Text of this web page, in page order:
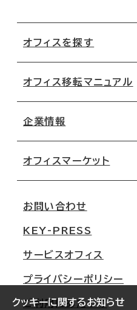
クッキーに関するお知らせ
オフィスを探す
地図から探す
路線・駅から探す
オフィス移転マニュアル
移転コストシミュレーション
移転スケジュール
オフィス移転Q&A
企業情報
オフィスマーケット
大阪
名古屋
札幌
仙台
お問い合わせ
KEY-PRESS
サービスオフィス
プライバシーポリシー
ご利用にあたって